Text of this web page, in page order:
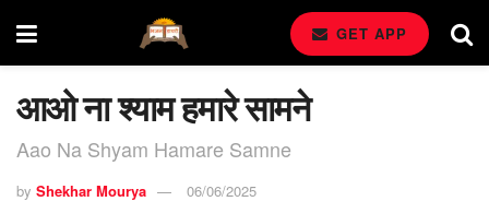
GET APP
आओ ना श्याम हमारे सामने
Aao Na Shyam Hamare Samne
by Shekhar Mourya 06/06/2025